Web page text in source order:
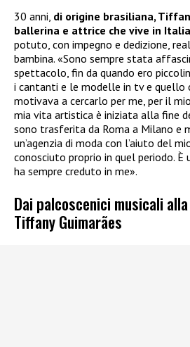
30 anni, di origine brasiliana,
ballerina e attrice che vive in
potuto, con impegno e dedizione,
bambina. «Sono sempre stata
spettacolo, fin da quando ero
i cantanti e le modelle in tv e quello
motivava a cercarlo per me, per il
mia vita artistica è iniziata alla fine
sono trasferita da Roma a Milano e
un’agenzia di moda con l’aiuto del
conosciuto proprio in quel periodo. È
ha sempre creduto in me».
Dai palcoscenici musicali
Tiffany Guimarães